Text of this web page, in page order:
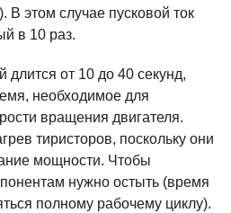
этом случае пусковой ток
в 10 раз.
длится от 10 до 40 секунд,
необходимое для
вращения двигателя.
тиристоров, поскольку они
мощности. Чтобы
нужно остыть (время
полному рабочему циклу).